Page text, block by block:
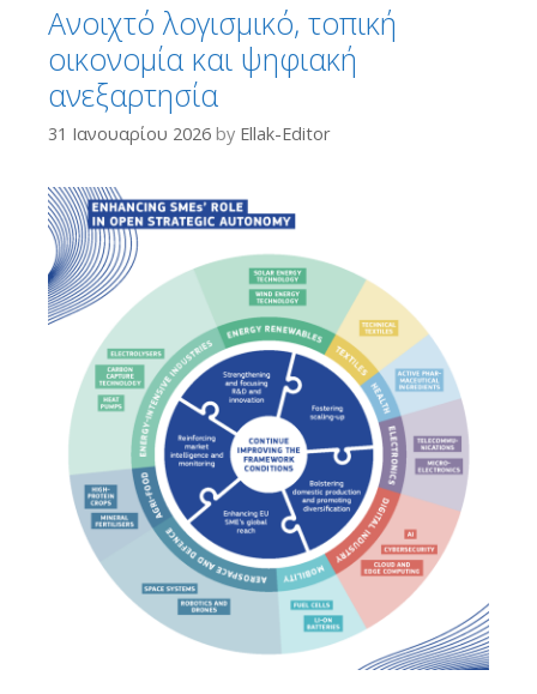
Ανοιχτό λογισμικό, τοπική
οικονομία και ψηφιακή
ανεξαρτησία
31 Ιανουαρίου 2026 by Ellak-Editor